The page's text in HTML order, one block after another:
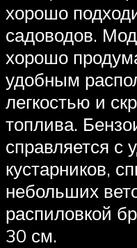
хорошо
садоводов.
хорошо
удобным
легкостью и
топлива.
справляется с
кустарников,
небольших
распиловкой
30 см.